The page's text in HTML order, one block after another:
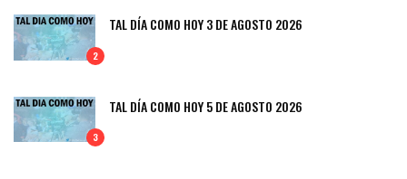
2
TAL DÍA COMO HOY 3 DE AGOSTO 2026
3
TAL DÍA COMO HOY 5 DE AGOSTO 2026